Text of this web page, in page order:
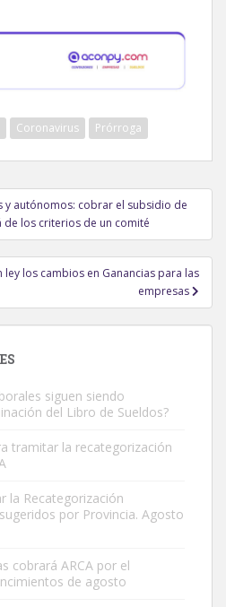
Coronavirus Prórroga
autónomos: cobrar el subsidio de
de los criterios de un comité
ley los cambios en Ganancias para las
empresas
siguen siendo
del Libro de Sueldos?
tramitar la recategorización
la Recategorización
por Provincia. Agosto
cobrará ARCA por el
de agosto